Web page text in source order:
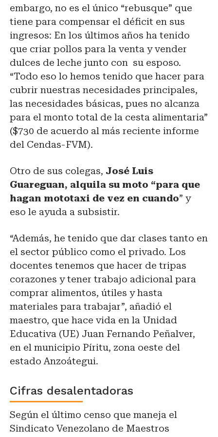
embargo, no es el único “rebusque” que
tiene para compensar el déficit en sus
ingresos: En los últimos años ha tenido
que criar pollos para la venta y vender
dulces de leche junto con su esposo.
“Todo eso lo hemos tenido que hacer para
cubrir nuestras necesidades principales,
las necesidades básicas, pues no alcanza
para el monto total de la cesta alimentaria”
($730 de acuerdo al más reciente informe
del Cendas-FVM).
Otro de sus colegas, José Luis
Guareguan, alquila su moto “para que
hagan mototaxi de vez en cuando” y
eso le ayuda a subsistir.
“Además, he tenido que dar clases tanto en
el sector público como el privado. Los
docentes tenemos que hacer de tripas
corazones y tener trabajo adicional para
comprar alimentos, útiles y hasta
materiales para trabajar”, añadió el
maestro, que hace vida en la Unidad
Educativa (UE) Juan Fernando Peñalver,
en el municipio Píritu, zona oeste del
estado Anzoátegui.
Cifras desalentadoras
Según el último censo que maneja el
Sindicato Venezolano de Maestros